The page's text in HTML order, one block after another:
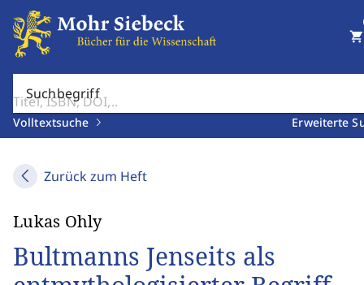
Suchbegriff
Volltextsuche Erweiterte
shopping_cart
Zurück zum Heft
Lukas Ohly
Bultmanns Jenseits als